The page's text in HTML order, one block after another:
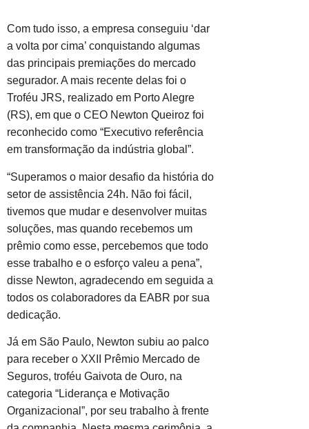
Com tudo isso, a empresa conseguiu ‘dar
a volta por cima’ conquistando algumas
das principais premiações do mercado
segurador. A mais recente delas foi o
Troféu JRS, realizado em Porto Alegre
(RS), em que o CEO Newton Queiroz foi
reconhecido como “Executivo referência
em transformação da indústria global”.
“Superamos o maior desafio da história do
setor de assistência 24h. Não foi fácil,
tivemos que mudar e desenvolver muitas
soluções, mas quando recebemos um
prêmio como esse, percebemos que todo
esse trabalho e o esforço valeu a pena”,
disse Newton, agradecendo em seguida a
todos os colaboradores da EABR por sua
dedicação.
Já em São Paulo, Newton subiu ao palco
para receber o XXII Prêmio Mercado de
Seguros, troféu Gaivota de Ouro, na
categoria “Liderança e Motivação
Organizacional”, por seu trabalho à frente